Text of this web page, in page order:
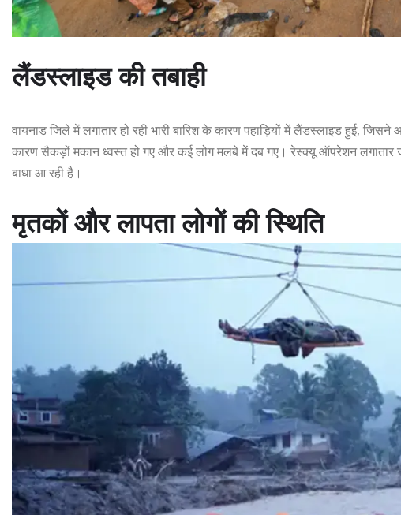
लैंडस्लाइड की तबाही
वायनाड जिले में लगातार हो रही भारी बारिश के कारण पहाड़ियों में लैंडस्लाइड हुई,
कारण सैकड़ों मकान ध्वस्त हो गए और कई लोग मलबे में दब गए। रेस्क्यू ऑपरेशन लगातार
बाधा आ रही है।
मृतकों और लापता लोगों की स्थिति